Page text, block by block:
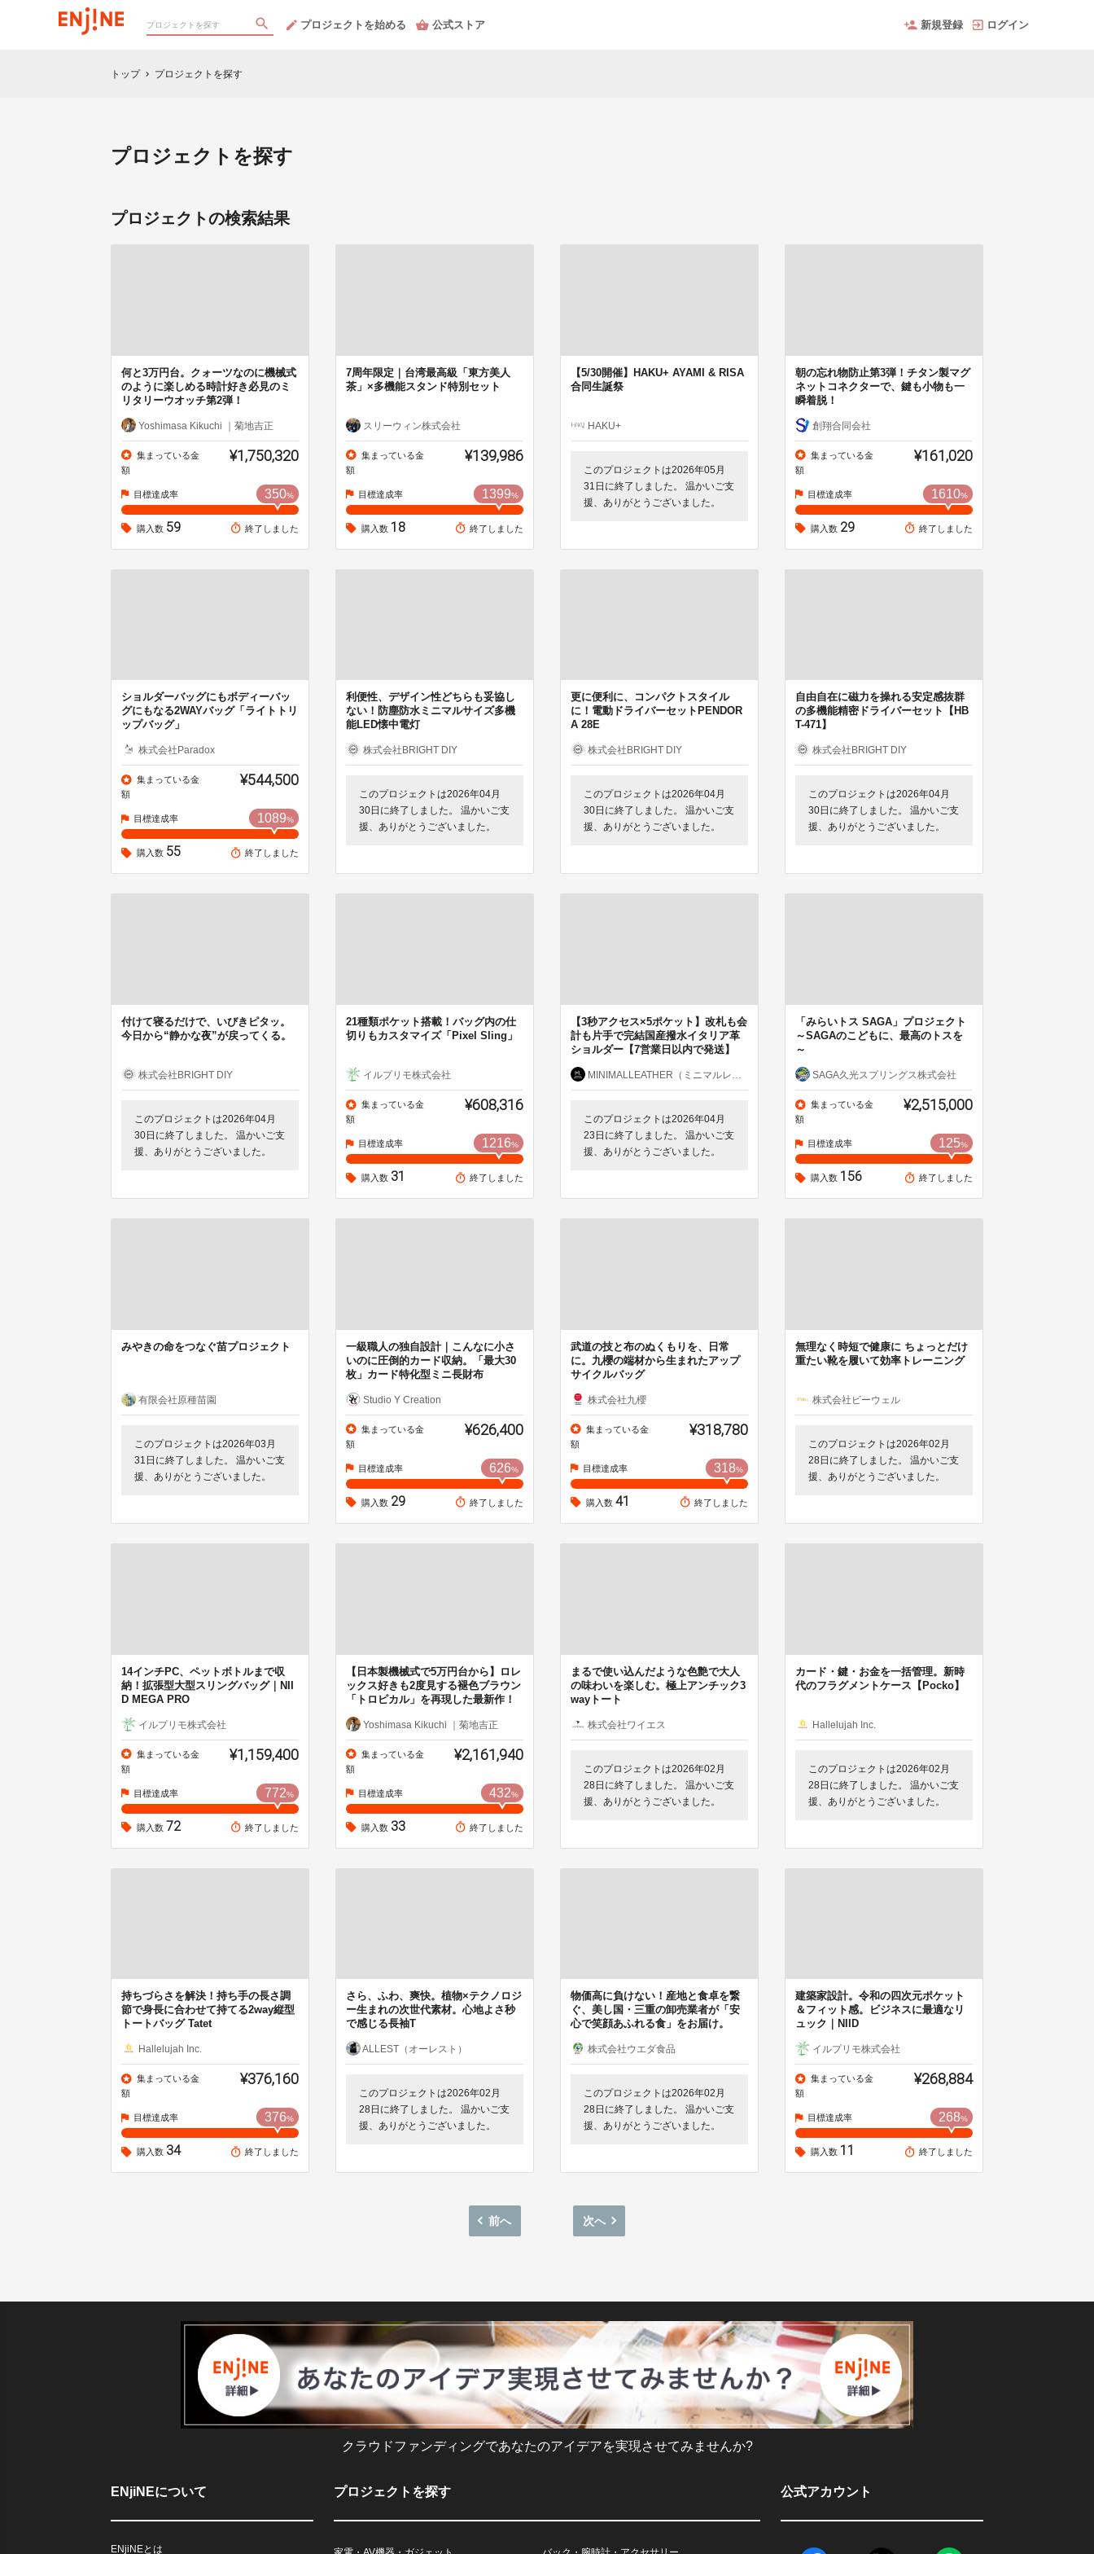
プロジェクトを始める 公式ストア 新規登録 ログイン
トップ chevron_right プロジェクトを探す
プロジェクトを探す
プロジェクトの検索結果
何と3万円台。クォーツなのに機械式
のように楽しめる時計好き必見のミ
リタリーウオッチ第2弾！
Yoshimasa Kikuchi ｜菊地吉正
集まっている金
額
¥1,750,320
目標達成率 350%
購入数 59 終了しました
7周年限定｜台湾最高級「東方美人
茶」×多機能スタンド特別セット
スリーウィン株式会社
集まっている金
額
¥139,986
目標達成率 1399%
購入数 18 終了しました
【5/30開催】HAKU+ AYAMI & RISA
合同生誕祭
HAKU+
このプロジェクトは2026年05月
31日に終了しました。 温かいご支
援、ありがとうございました。
朝の忘れ物防止第3弾！チタン製マグ
ネットコネクターで、鍵も小物も一
瞬着脱！
創翔合同会社
集まっている金
額
¥161,020
目標達成率 1610%
購入数 29 終了しました
ショルダーバッグにもボディーバッ
グにもなる2WAYバッグ「ライトトリ
ップバッグ」
株式会社Paradox
集まっている金
額
¥544,500
目標達成率 1089%
購入数 55 終了しました
利便性、デザイン性どちらも妥協し
ない！防塵防水ミニマルサイズ多機
能LED懐中電灯
株式会社BRIGHT DIY
このプロジェクトは2026年04月
30日に終了しました。 温かいご支
援、ありがとうございました。
更に便利に、コンパクトスタイル
に！電動ドライバーセットPENDOR
A 28E
株式会社BRIGHT DIY
このプロジェクトは2026年04月
30日に終了しました。 温かいご支
援、ありがとうございました。
自由自在に磁力を操れる安定感抜群
の多機能精密ドライバーセット【HB
T-471】
株式会社BRIGHT DIY
このプロジェクトは2026年04月
30日に終了しました。 温かいご支
援、ありがとうございました。
付けて寝るだけで、いびきピタッ。
今日から“静かな夜”が戻ってくる。
株式会社BRIGHT DIY
このプロジェクトは2026年04月
30日に終了しました。 温かいご支
援、ありがとうございました。
21種類ポケット搭載！バッグ内の仕
切りもカスタマイズ「Pixel Sling」
イルプリモ株式会社
集まっている金
額
¥608,316
目標達成率 1216%
購入数 31 終了しました
【3秒アクセス×5ポケット】改札も会
計も片手で完結国産撥水イタリア革
ショルダー【7営業日以内で発送】
MINIMALLEATHER（ミニマルレザー）
このプロジェクトは2026年04月
23日に終了しました。 温かいご支
援、ありがとうございました。
「みらいトス SAGA」プロジェクト
～SAGAのこどもに、最高のトスを
～
SAGA久光スプリングス株式会社
集まっている金
額
¥2,515,000
目標達成率 125%
購入数 156 終了しました
みやきの命をつなぐ苗プロジェクト
有限会社原種苗園
このプロジェクトは2026年03月
31日に終了しました。 温かいご支
援、ありがとうございました。
一級職人の独自設計｜こんなに小さ
いのに圧倒的カード収納。「最大30
枚」カード特化型ミニ長財布
Studio Y Creation
集まっている金
額
¥626,400
目標達成率 626%
購入数 29 終了しました
武道の技と布のぬくもりを、日常
に。九櫻の端材から生まれたアップ
サイクルバッグ
株式会社九櫻
集まっている金
額
¥318,780
目標達成率 318%
購入数 41 終了しました
無理なく時短で健康に ちょっとだけ
重たい靴を履いて効率トレーニング
株式会社ビーウェル
このプロジェクトは2026年02月
28日に終了しました。 温かいご支
援、ありがとうございました。
14インチPC、ペットボトルまで収
納！拡張型大型スリングバッグ｜NII
D MEGA PRO
イルプリモ株式会社
集まっている金
額
¥1,159,400
目標達成率 772%
購入数 72 終了しました
【日本製機械式で5万円台から】ロレ
ックス好きも2度見する褪色ブラウン
「トロピカル」を再現した最新作！
Yoshimasa Kikuchi ｜菊地吉正
集まっている金
額
¥2,161,940
目標達成率 432%
購入数 33 終了しました
まるで使い込んだような色艶で大人
の味わいを楽しむ。極上アンチック3
wayトート
株式会社ワイエス
このプロジェクトは2026年02月
28日に終了しました。 温かいご支
援、ありがとうございました。
カード・鍵・お金を一括管理。新時
代のフラグメントケース【Pocko】
Hallelujah Inc.
このプロジェクトは2026年02月
28日に終了しました。 温かいご支
援、ありがとうございました。
持ちづらさを解決！持ち手の長さ調
節で身長に合わせて持てる2way縦型
トートバッグ Tatet
Hallelujah Inc.
集まっている金
額
¥376,160
目標達成率 376%
購入数 34 終了しました
さら、ふわ、爽快。植物×テクノロジ
ー生まれの次世代素材。心地よさ秒
で感じる長袖T
ALLEST（オーレスト）
このプロジェクトは2026年02月
28日に終了しました。 温かいご支
援、ありがとうございました。
物価高に負けない！産地と食卓を繋
ぐ、美し国・三重の卸売業者が「安
心で笑顔あふれる食」をお届け。
株式会社ウエダ食品
このプロジェクトは2026年02月
28日に終了しました。 温かいご支
援、ありがとうございました。
建築家設計。令和の四次元ポケット
＆フィット感。ビジネスに最適なリ
ュック｜NIID
イルプリモ株式会社
集まっている金
額
¥268,884
目標達成率 268%
購入数 11 終了しました
前へ 次へ
クラウドファンディングであなたのアイデアを実現させてみませんか?
ENjiNEについて
ENjiNEとは
プロジェクトを探す 公式アカウント